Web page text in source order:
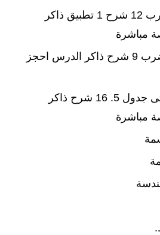
معنى عملية الضرب 12 شرح 1 تطبيق ذاكر
مباشرة
خواص عملية الضرب 9 شرح ذاكر الدرس احجز
جدول الضرب حتى جدول 5. 16 شرح ذاكر
مباشرة